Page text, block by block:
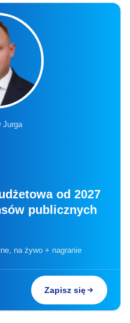
Jurga
od 2027
publicznych
na żywo + nagranie
Zapisz się